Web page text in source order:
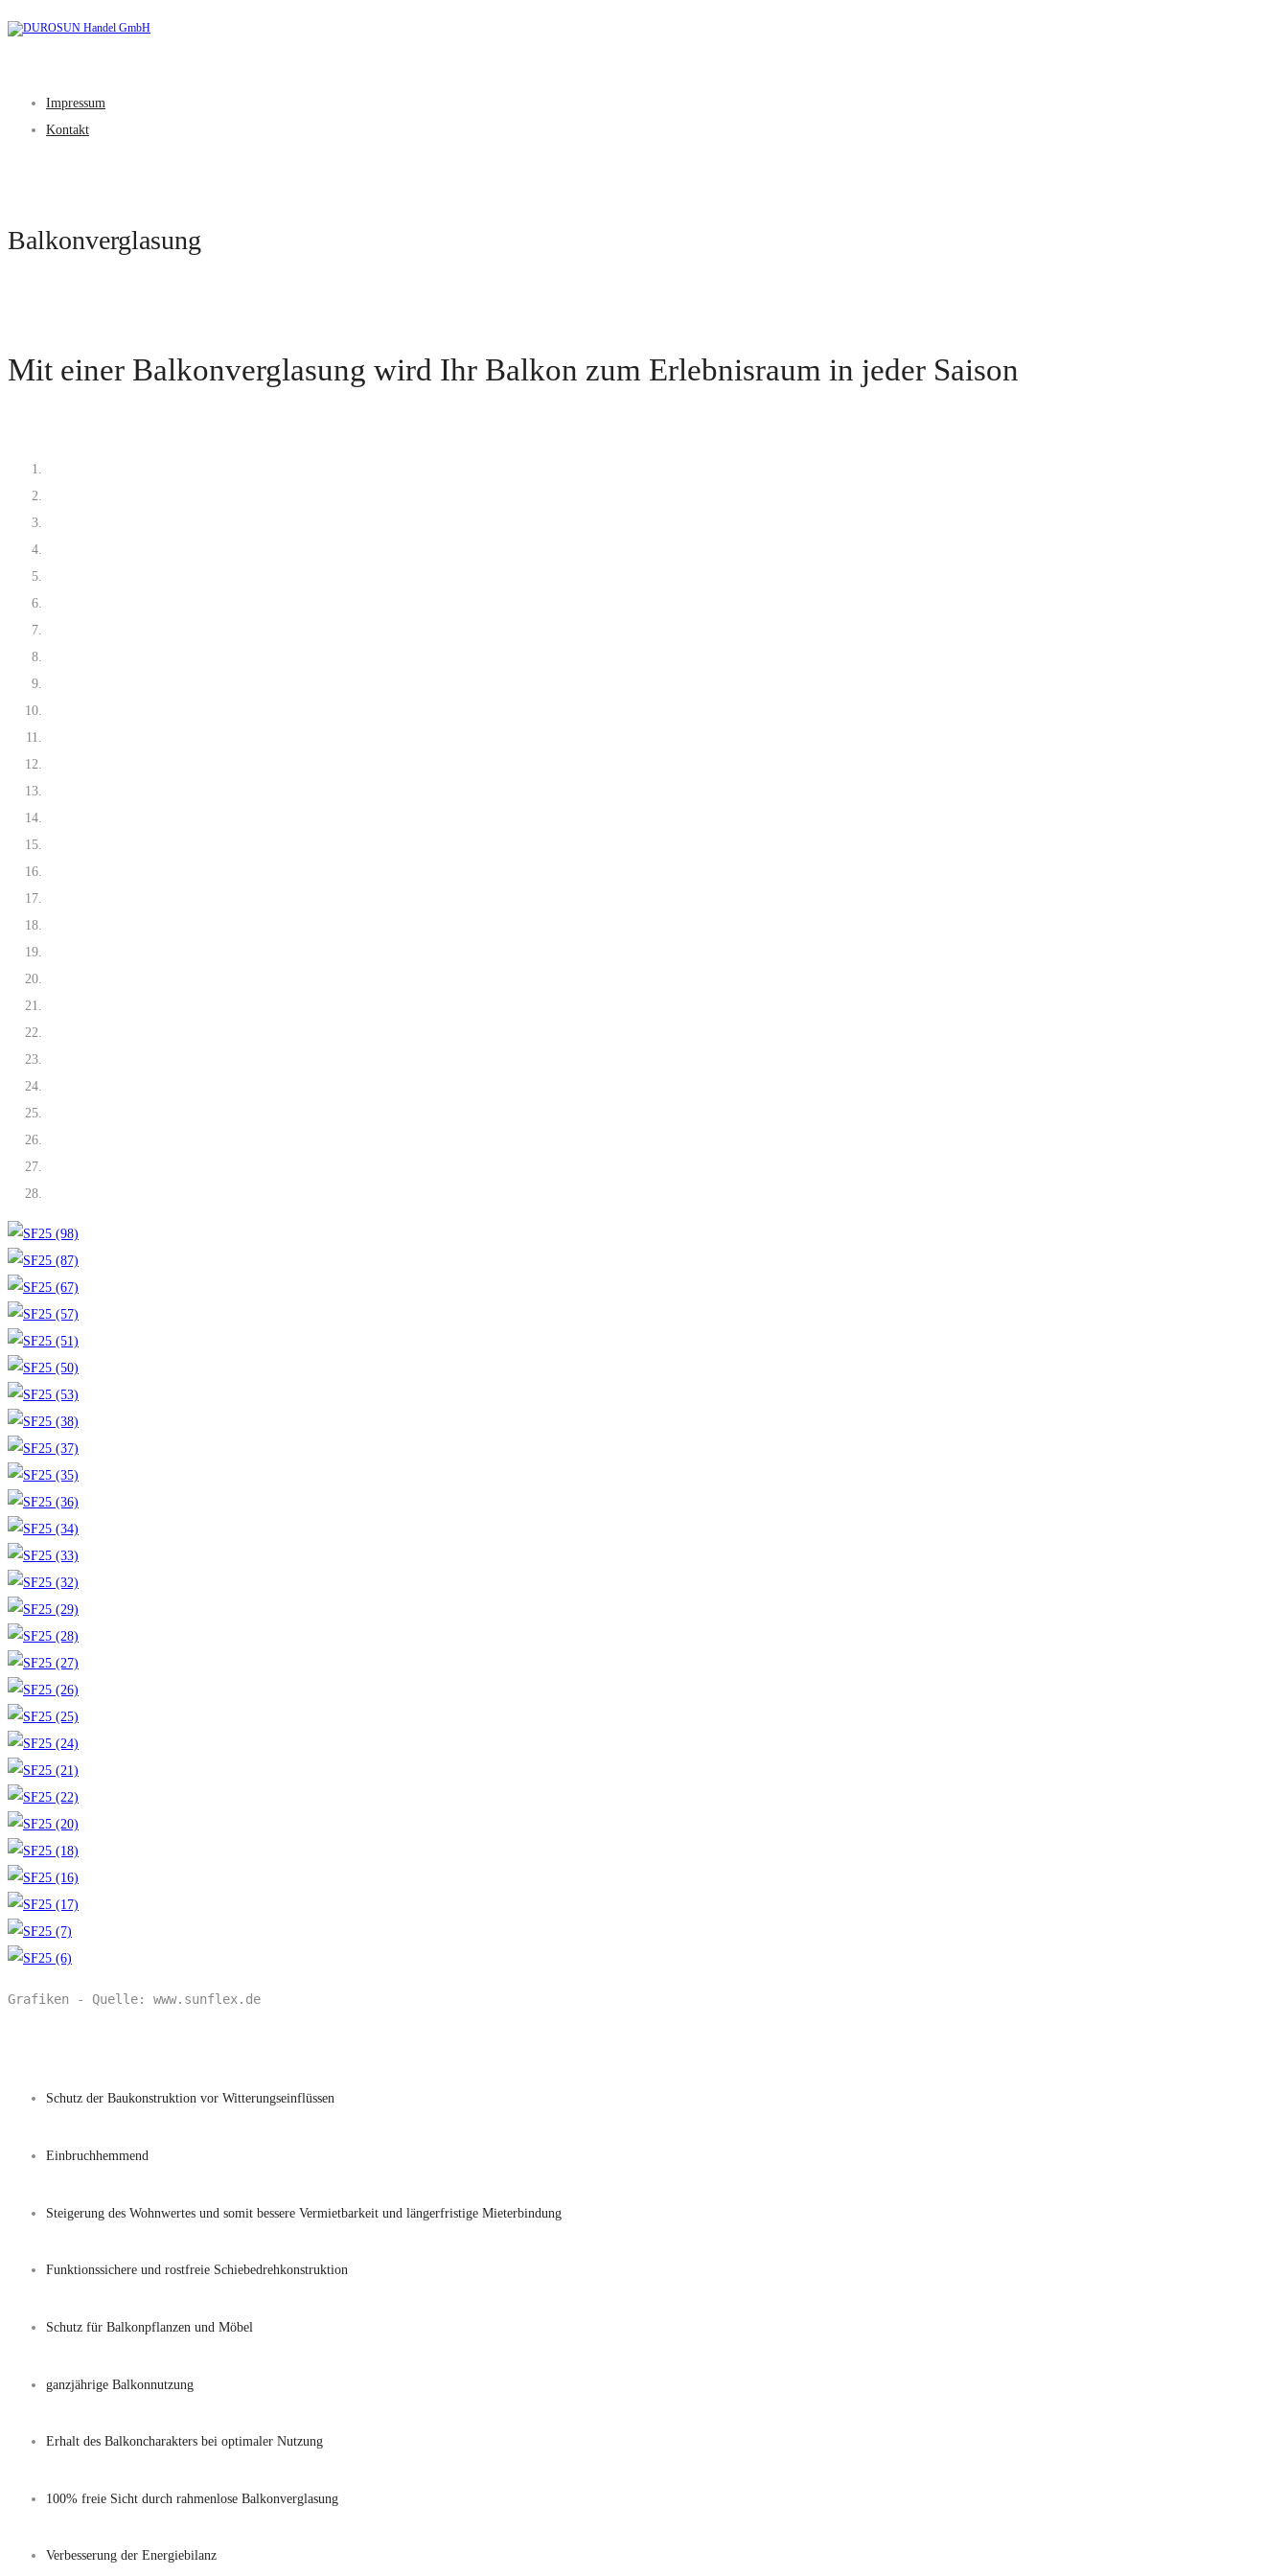
Impressum
Kontakt
Balkonverglasung
Mit einer Balkonverglasung wird Ihr Balkon zum Erlebnisraum in jeder Saison
Grafiken - Quelle: www.sunflex.de
Schutz der Baukonstruktion vor Witterungseinflüssen
Einbruchhemmend
Steigerung des Wohnwertes und somit bessere Vermietbarkeit und längerfristige Mieterbindung
Funktionssichere und rostfreie Schiebedrehkonstruktion
Schutz für Balkonpflanzen und Möbel
ganzjährige Balkonnutzung
Erhalt des Balkoncharakters bei optimaler Nutzung
100% freie Sicht durch rahmenlose Balkonverglasung
Verbesserung der Energiebilanz